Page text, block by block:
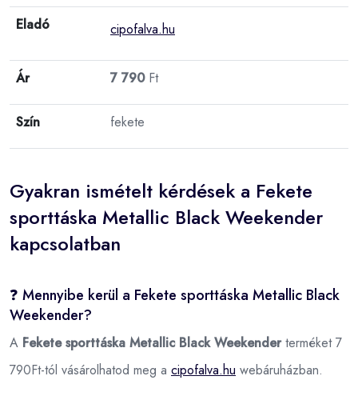
Eladó cipofalva.hu
Ár 7 790Ft
Szín fekete
Gyakran ismételt kérdések a Fekete
sporttáska Metallic Black Weekender
kapcsolatban
❓ Mennyibe kerül a Fekete sporttáska Metallic Black
Weekender?
A Fekete sporttáska Metallic Black Weekenderterméket 7
790Ft-tól vásárolhatod meg a cipofalva.hu webáruházban.